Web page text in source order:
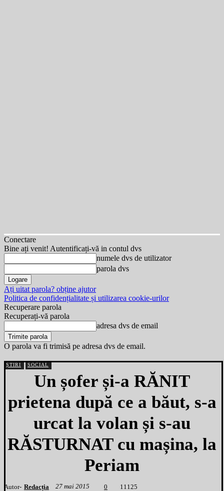
Conectare
Bine ați venit! Autentificați-vă in contul dvs
numele dvs de utilizator
parola dvs
Ați uitat parola? obține ajutor
Politica de confidențialitate și utilizarea cookie-urilor
Recuperare parola
Recuperați-vă parola
adresa dvs de email
O parola va fi trimisă pe adresa dvs de email.
ȘTIRI SOCIAL
Un șofer și-a RĂNIT
prietena după ce a băut, s-a
urcat la volan și s-au
RĂSTURNAT cu mașina, la
Periam
Autor- Redacția 27 mai 2015 0 1 1125